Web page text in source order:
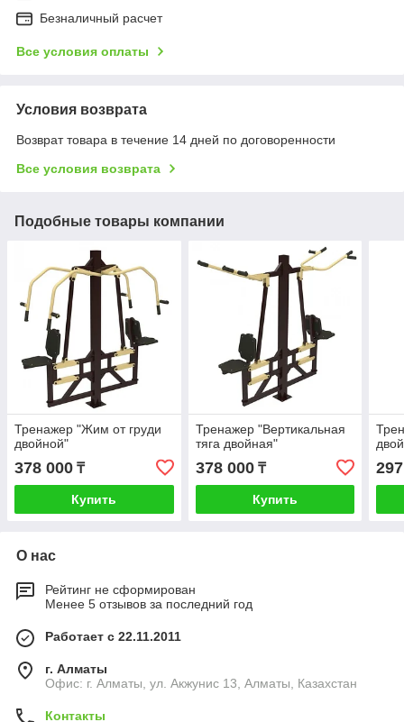
Безналичный расчет
Все условия оплаты
Условия возврата
Возврат товара в течение 14 дней по договоренности
Все условия возврата
Подобные товары компании
Тренажер "Жим от груди
двойной"
378 000 ₸
Купить
Тренажер "Вертикальная
тяга двойная"
378 000₸
Купить
О нас
Рейтинг не сформирован
Менее 5 отзывов за последний год
Работает с 22.11.2011
г. Алматы
Офис: г. Алматы, ул. Акжунис 13, Алматы, Казахстан
Контакты